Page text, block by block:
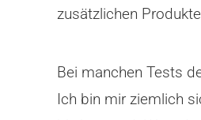
zusätzlichen
Bei manchen Tests
Ich bin mir ziemlich